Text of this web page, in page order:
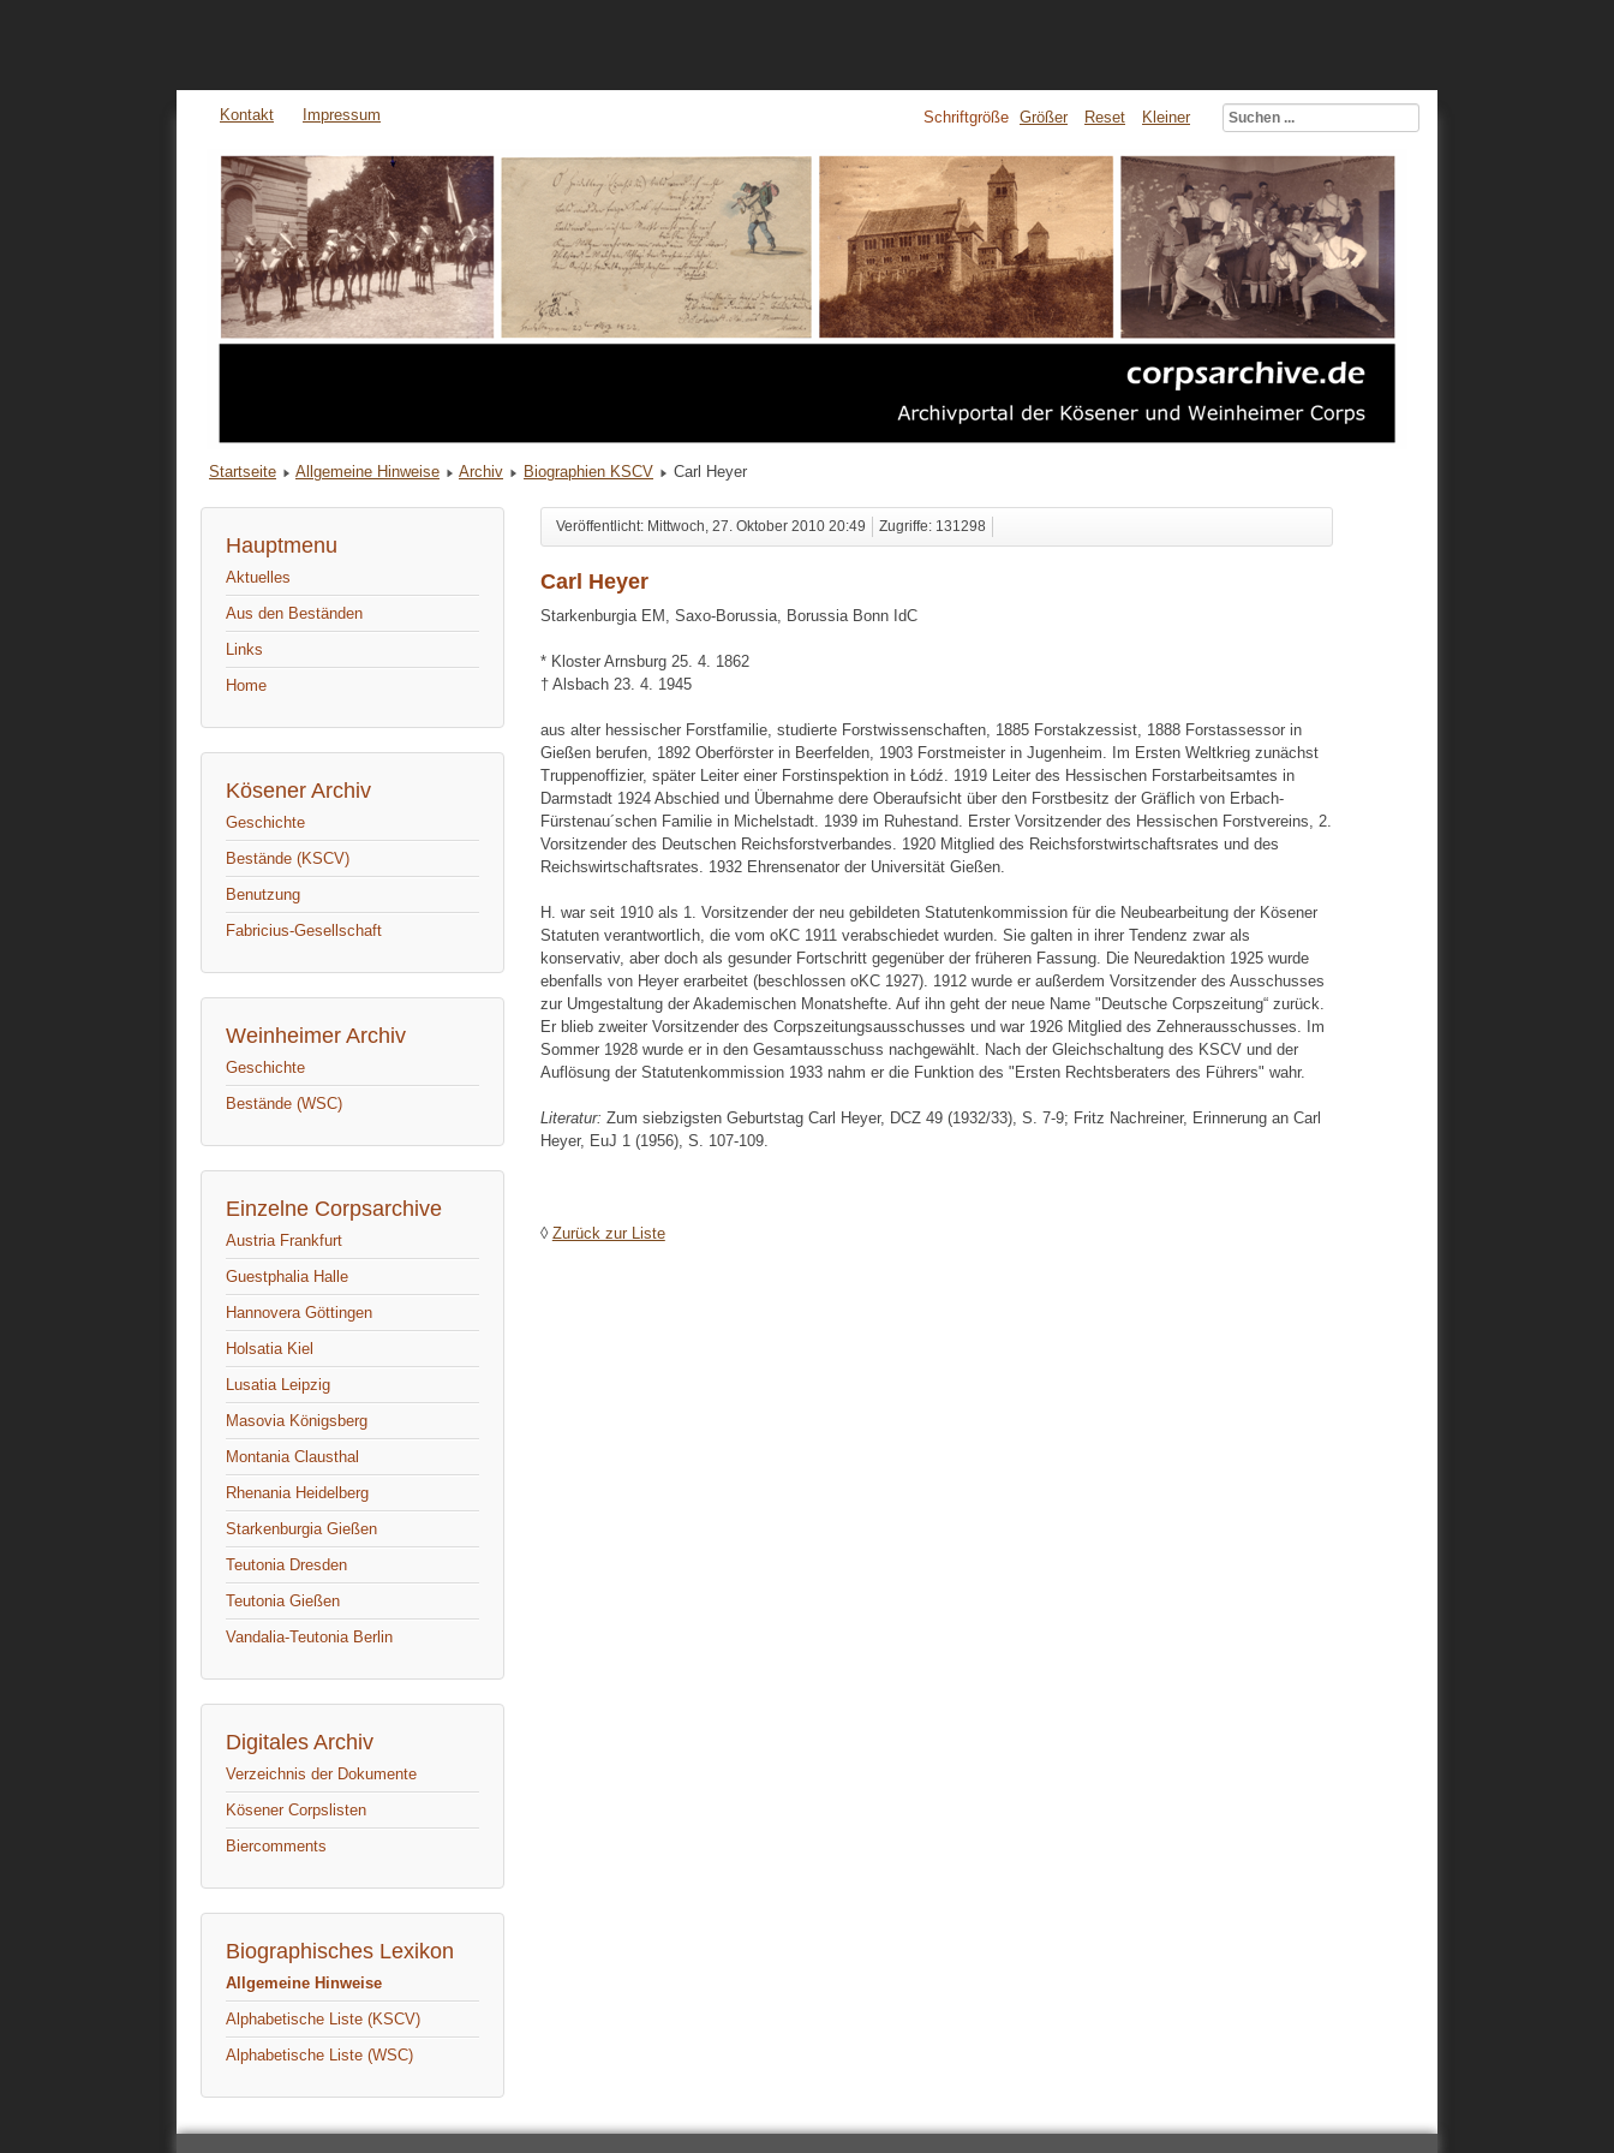
Kontakt Impressum Schriftgröße Größer Reset Kleiner
Startseite Allgemeine Hinweise Archiv Biographien KSCV Carl Heyer
Hauptmenu
Aktuelles
Aus den Beständen
Links
Home
Kösener Archiv
Geschichte
Bestände (KSCV)
Benutzung
Fabricius-Gesellschaft
Weinheimer Archiv
Geschichte
Bestände (WSC)
Einzelne Corpsarchive
Austria Frankfurt
Guestphalia Halle
Hannovera Göttingen
Holsatia Kiel
Lusatia Leipzig
Masovia Königsberg
Montania Clausthal
Rhenania Heidelberg
Starkenburgia Gießen
Teutonia Dresden
Teutonia Gießen
Vandalia-Teutonia Berlin
Digitales Archiv
Verzeichnis der Dokumente
Kösener Corpslisten
Biercomments
Biographisches Lexikon
Allgemeine Hinweise
Alphabetische Liste (KSCV)
Alphabetische Liste (WSC)
Veröffentlicht: Mittwoch, 27. Oktober 2010 20:49 Zugriffe: 131298
Carl Heyer
Starkenburgia EM, Saxo-Borussia, Borussia Bonn IdC
* Kloster Arnsburg 25. 4. 1862
† Alsbach 23. 4. 1945
aus alter hessischer Forstfamilie, studierte Forstwissenschaften, 1885 Forstakzessist, 1888 Forstassessor in
Gießen berufen, 1892 Oberförster in Beerfelden, 1903 Forstmeister in Jugenheim. Im Ersten Weltkrieg zunächst
Truppenoffizier, später Leiter einer Forstinspektion in Łódź. 1919 Leiter des Hessischen Forstarbeitsamtes in
Darmstadt 1924 Abschied und Übernahme dere Oberaufsicht über den Forstbesitz der Gräflich von Erbach-
Fürstenau´schen Familie in Michelstadt. 1939 im Ruhestand. Erster Vorsitzender des Hessischen Forstvereins, 2.
Vorsitzender des Deutschen Reichsforstverbandes. 1920 Mitglied des Reichsforstwirtschaftsrates und des
Reichswirtschaftsrates. 1932 Ehrensenator der Universität Gießen.
H. war seit 1910 als 1. Vorsitzender der neu gebildeten Statutenkommission für die Neubearbeitung der Kösener
Statuten verantwortlich, die vom oKC 1911 verabschiedet wurden. Sie galten in ihrer Tendenz zwar als
konservativ, aber doch als gesunder Fortschritt gegenüber der früheren Fassung. Die Neuredaktion 1925 wurde
ebenfalls von Heyer erarbeitet (beschlossen oKC 1927). 1912 wurde er außerdem Vorsitzender des Ausschusses
zur Umgestaltung der Akademischen Monatshefte. Auf ihn geht der neue Name "Deutsche Corpszeitung“ zurück.
Er blieb zweiter Vorsitzender des Corpszeitungsausschusses und war 1926 Mitglied des Zehnerausschusses. Im
Sommer 1928 wurde er in den Gesamtausschuss nachgewählt. Nach der Gleichschaltung des KSCV und der
Auflösung der Statutenkommission 1933 nahm er die Funktion des "Ersten Rechtsberaters des Führers" wahr.
Literatur: Zum siebzigsten Geburtstag Carl Heyer, DCZ 49 (1932/33), S. 7-9; Fritz Nachreiner, Erinnerung an Carl
Heyer, EuJ 1 (1956), S. 107-109.
◊ Zurück zur Liste